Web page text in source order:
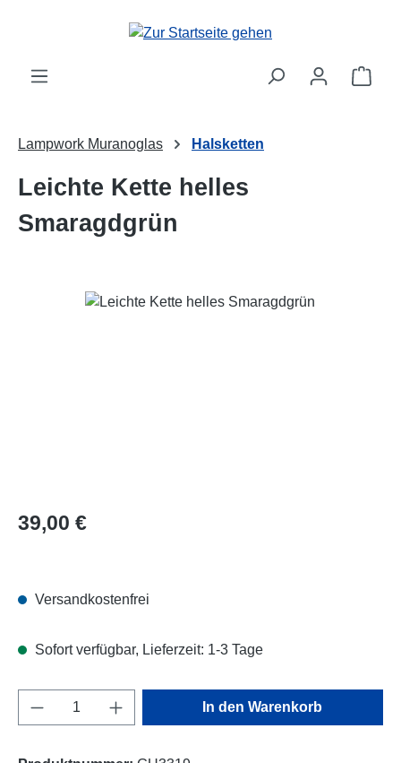
Zum Hauptinhalt springen
Lampwork Muranoglas Halsketten
Leichte Kette helles
Smaragdgrün
Bildergalerie überspringen
Regulärer Preis:
39,00 €
Versandkostenfrei
Sofort verfügbar, Lieferzeit: 1-3 Tage
Produkt Anzahl: Gib den gewünschten
In den Warenkorb